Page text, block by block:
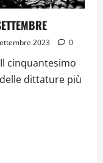
2023 0
cinquantesimo
dittature più